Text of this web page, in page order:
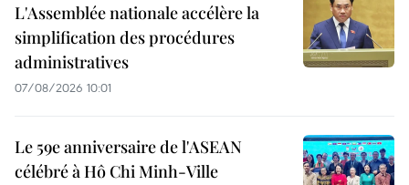
L'Assemblée nationale accélère la
simplification des procédures
administratives
07/08/2026 10:01
Le 59e anniversaire de l'ASEAN
célébré à Hô Chi Minh-Ville